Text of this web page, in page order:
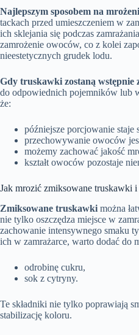
Najlepszym sposobem na
tackach przed umieszczeniem w
ich sklejania się podczas
zamrożenie owoców, co z kolei
nieestetycznych grudek lodu.
Gdy truskawki zostaną wstępnie
do odpowiednich pojemników lub
że:
późniejsze porcjowanie staje
przechowywanie owoców
możemy zachować jakość
kształt owoców pozostaje
Jak mrozić zmiksowane truskawki
Zmiksowane truskawki można
nie tylko oszczędza miejsce w
zachowanie intensywnego smaku
ich w zamrażarce, warto dodać do
odrobinę cukru,
sok z cytryny.
Te składniki nie tylko poprawiają
stabilizację koloru.